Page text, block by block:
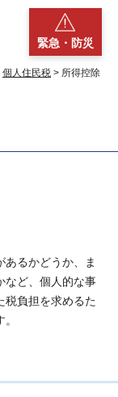
緊急・防災
個人住民税 > 所得控除
あるかどうか、ま
など、個人的な事
税負担を求めるた